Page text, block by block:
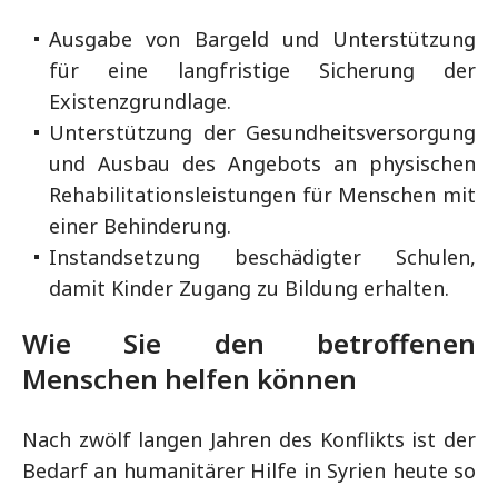
Ausgabe von Bargeld und Unterstützung
für eine langfristige Sicherung der
Existenzgrundlage.
Unterstützung der Gesundheitsversorgung
und Ausbau des Angebots an physischen
Rehabilitationsleistungen für Menschen mit
einer Behinderung.
Instandsetzung beschädigter Schulen,
damit Kinder Zugang zu Bildung erhalten.
Wie Sie den betroffenen
Menschen helfen können
Nach zwölf langen Jahren des Konflikts ist der
Bedarf an humanitärer Hilfe in Syrien heute so